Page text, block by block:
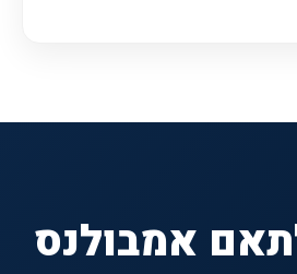
אמבולנס